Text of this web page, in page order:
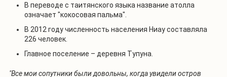
В переводе с таитянского языка название атолла
означает "кокосовая пальма".
В 2012 году численность населения Ниау составляла
226 человек.
Главное поселение – деревня Тупуна.
"Все мои сопутники были довольны, когда увидели остров